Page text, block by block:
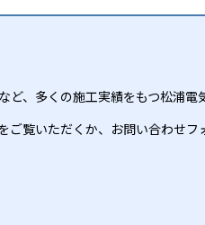
、多くの施工実績をもつ松浦電
覧いただくか、お問い合わせフ